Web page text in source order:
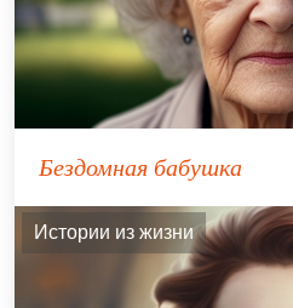
Бездомная бабушка
Истории из жизни